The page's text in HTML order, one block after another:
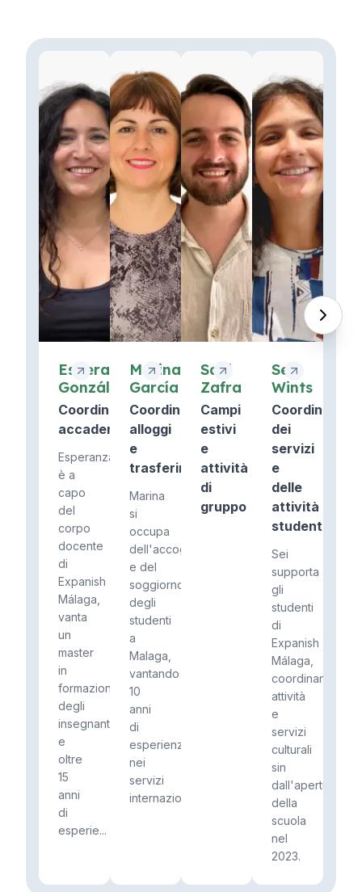
Esperanza
González
Coordinatore
accademico
Esperanza
è a
capo
del
corpo
docente
di
Expanish
Málaga,
vanta
un
master
in
formazione
degli
insegnanti
e
oltre
15
anni
di
esperie...
Marina
García
Coordinatore
alloggi
e
trasferimenti
Marina
si
occupa
dell'accoglienza
e del
soggiorno
degli
studenti
a
Malaga,
vantando
10
anni
di
esperienza
nei
servizi
internaziona...
Saúl
Zafra
Campi
estivi
e
attività
di
gruppo
Sei
Wints
Coordinatore
dei
servizi
e
delle
attività
studentesche
Sei
supporta
gli
studenti
di
Expanish
Málaga,
coordinando
attività
e
servizi
culturali
sin
dall'apertura
della
scuola
nel
2023.